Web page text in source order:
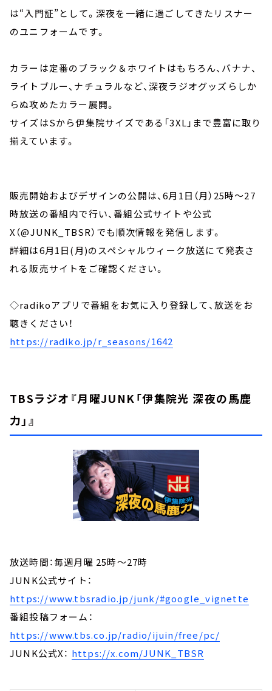
は“入門証”として。深夜を一緒に過ごしてきたリスナー
のユニフォームです。
カラーは定番のブラック＆ホワイトはもちろん、バナナ、
ライトブルー、ナチュラルなど、深夜ラジオグッズらしか
らぬ攻めたカラー展開。
サイズはSから伊集院サイズである「3XL」まで豊富に取り
揃えています。
販売開始およびデザインの公開は、6月1日（月）25時～27
時放送の番組内で行い、番組公式サイトや公式
X（@JUNK_TBSR）でも順次情報を発信します。
詳細は6月1日(月)のスペシャルウィーク放送にて発表さ
れる販売サイトをご確認ください。
◇radikoアプリで番組をお気に入り登録して、放送をお
聴きください！
https://radiko.jp/r_seasons/1642
TBSラジオ『月曜JUNK「伊集院光 深夜の馬鹿
力」』
放送時間：毎週月曜 25時～27時
JUNK公式サイト：
https://www.tbsradio.jp/junk/#google_vignette
番組投稿フォーム：
https://www.tbs.co.jp/radio/ijuin/free/pc/
JUNK公式X： https://x.com/JUNK_TBSR